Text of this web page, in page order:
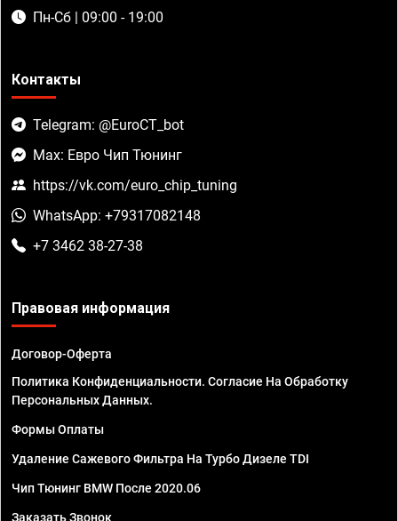
Пн-Сб | 09:00 - 19:00
Контакты
Telegram: @EuroCT_bot
Max: Евро Чип Тюнинг
https://vk.com/euro_chip_tuning
WhatsApp: +79317082148
+7 3462 38-27-38
Правовая информация
Договор-Оферта
Политика Конфиденциальности. Согласие На Обработку
Персональных Данных.
Формы Оплаты
Удаление Сажевого Фильтра На Турбо Дизеле TDI
Чип Тюнинг BMW После 2020.06
Заказать Звонок